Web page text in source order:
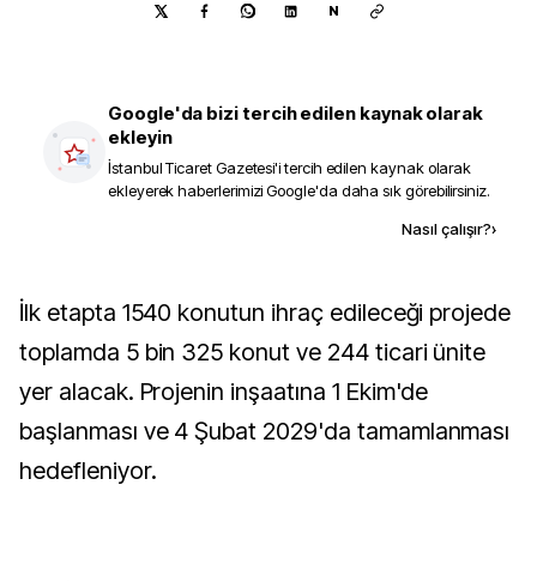
N
Google'da bizi tercih edilen kaynak olarak
ekleyin
İstanbul Ticaret Gazetesi'i tercih edilen kaynak olarak
ekleyerek haberlerimizi Google'da daha sık görebilirsiniz.
Nasıl çalışır?›
İlk etapta 1540 konutun ihraç edileceği projede
toplamda 5 bin 325 konut ve 244 ticari ünite
yer alacak. Projenin inşaatına 1 Ekim'de
başlanması ve 4 Şubat 2029'da tamamlanması
hedefleniyor.